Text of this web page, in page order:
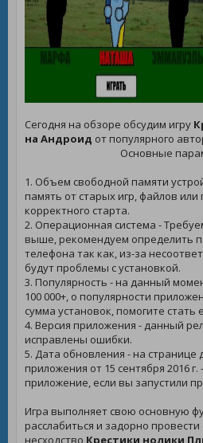
Сегодня на обзоре обсудим игру
на Андроид от популярного
Основные
1. Объем свободной памяти
память от старых игр, файлов или
корректного старта.
2. Операционная система -
выше, рекомендуем определить
телефона так как, из-за
будут проблемы с установкой.
3. Популярность - на данный
100 000+, о популярности
сумма установок, помогите стать
4. Версия приложения - данный
исправлены ошибки.
5. Дата обновления - на странице
приложения от 15 сентября 2016 г.
приложение, если вы запустили
Игра выполняет свою основную
расслабиться и задорно
несходство Крестики нолики